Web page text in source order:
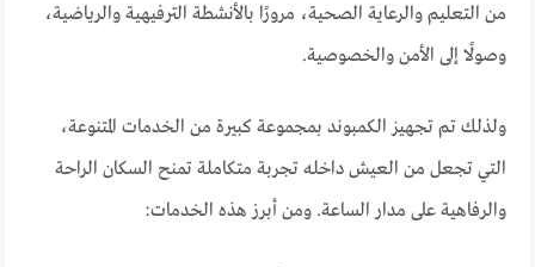
من التعليم والرعاية الصحية، مرورًا بالأنشطة الترفيهية والرياضية،
وصولًا إلى الأمن والخصوصية.
ولذلك تم تجهيز الكمبوند بمجموعة كبيرة من الخدمات المتنوعة،
التي تجعل من العيش داخله تجربة متكاملة تمنح السكان الراحة
والرفاهية على مدار الساعة. ومن أبرز هذه الخدمات: